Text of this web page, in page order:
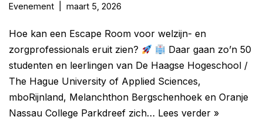
Evenement maart 5, 2026
Hoe kan een Escape Room voor welzijn- en
zorgprofessionals eruit zien?
Daar gaan zo’n 50
studenten en leerlingen van De Haagse Hogeschool /
The Hague University of Applied Sciences,
mboRijnland, Melanchthon Bergschenhoek en Oranje
Nassau College Parkdreef zich… Lees verder »